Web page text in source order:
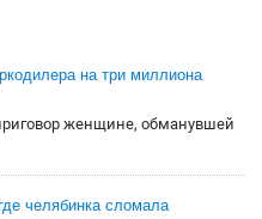
на три миллиона
женщине, обманувшей
челябинка сломала